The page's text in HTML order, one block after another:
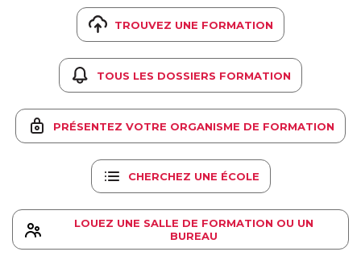
TROUVEZ UNE FORMATION
TOUS LES DOSSIERS FORMATION
PRÉSENTEZ VOTRE ORGANISME DE FORMATION
CHERCHEZ UNE ÉCOLE
LOUEZ UNE SALLE DE FORMATION OU UN
BUREAU